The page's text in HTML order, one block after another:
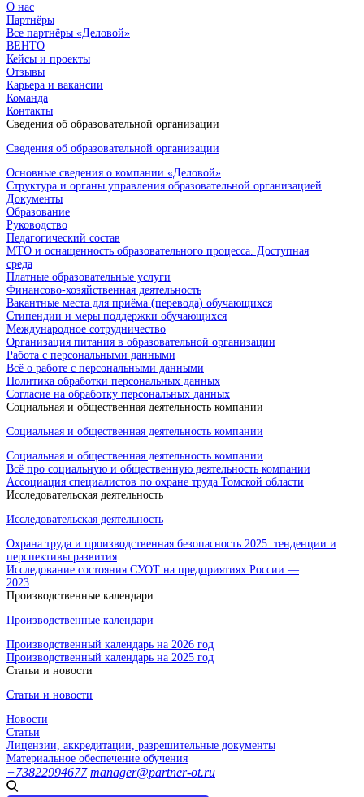
О нас
Партнёры
Все партнёры «Деловой»
ВЕНТО
Кейсы и проекты
Отзывы
Карьера и вакансии
Команда
Контакты
Сведения об образовательной организации
Сведения об образовательной организации
Основные сведения о компании «Деловой»
Структура и органы управления образовательной организацией
Документы
Образование
Руководство
Педагогический состав
МТО и оснащенность образовательного процесса. Доступная
среда
Платные образовательные услуги
Финансово-хозяйственная деятельность
Вакантные места для приёма (перевода) обучающихся
Стипендии и меры поддержки обучающихся
Международное сотрудничество
Организация питания в образовательной организации
Работа с персональными данными
Всё о работе с персональными данными
Политика обработки персональных данных
Согласие на обработку персональных данных
Социальная и общественная деятельность компании
Социальная и общественная деятельность компании
Социальная и общественная деятельность компании
Всё про социальную и общественную деятельность компании
Ассоциация специалистов по охране труда Томской области
Исследовательская деятельность
Исследовательская деятельность
Охрана труда и производственная безопасность 2025: тенденции и
перспективы развития
Исследование состояния СУОТ на предприятиях России —
2023
Производственные календари
Производственные календари
Производственный календарь на 2026 год
Производственный календарь на 2025 год
Статьи и новости
Статьи и новости
Новости
Статьи
Лицензии, аккредитации, разрешительные документы
Материальное обеспечение обучения
+73822994677 manager@partner-ot.ru